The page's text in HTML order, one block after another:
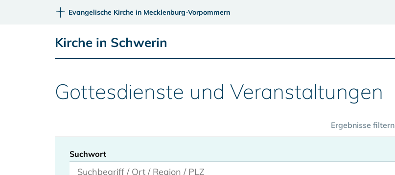
Evangelische Kirche in Mecklenburg-Vorpommern
Kirche in Schwerin
Gottesdienste und Veranstaltungen
Ergebnisse filtern
Suchwort